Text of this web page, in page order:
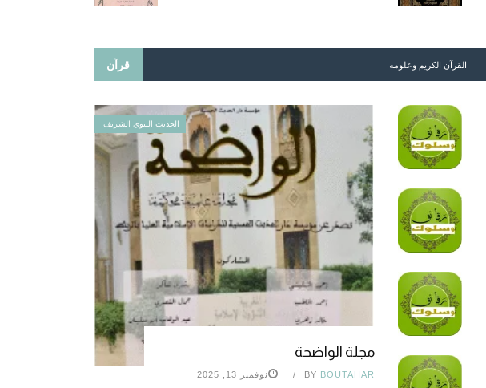
قرآن القرآن الكريم وعلومه
الحديث النبوي الشريف
مجلة الواضحة
BY BOUTAHAR نوفمبر 13, 2025